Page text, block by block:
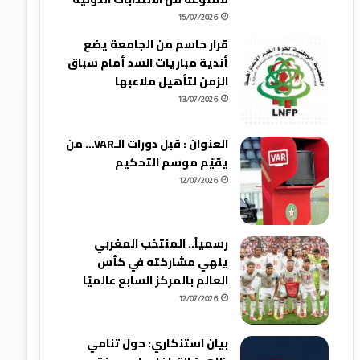
15/07/2026
قرار حاسم من الجامعة يضع
أندية مباريات السد أمام سباق
الزمن لتأهيل ملاعبها
13/07/2026
العنوان : قبل دورات الـVAR… من
يقيّم موسم التحكيم
12/07/2026
رسمياً.. المنتخب المغربي
ينهي مشاركته في كأس
العالم بالمركز السابع عالميًا
12/07/2026
بيان استنكاري: حول تنامي